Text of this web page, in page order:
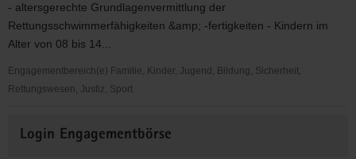
der
Begegnungsstätte
Ausweg
- altersgerechte Grundlagenvermittlung der
Rettungsschwimmerfähigkeiten &amp; -fertigkeiten - Kindern im
Alter von 08 bis 14...
Engagementbereich(e) Familie, Kinder, Jugend, Bildung, Sicherheit,
Rettungswesen, Justiz, Sport
Mit
Informationen
Login Engagementbörse